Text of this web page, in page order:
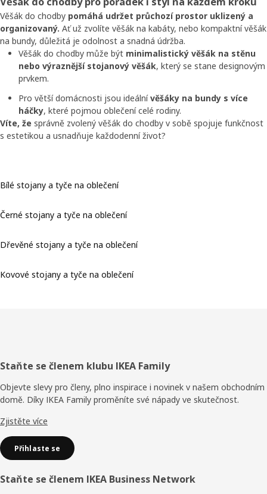
Věšák do chodby pomáhá udržet průchozí prostor uklizený a
organizovaný. Ať už zvolíte věšák na kabáty, nebo kompaktní věšák
na bundy, důležitá je odolnost a snadná údržba.
Věšák do chodby může být minimalistický věšák na stěnu
nebo výraznější stojanový věšák, který se stane designovým
prvkem.
Pro větší domácnosti jsou ideálnívěšáky na bundy s více
háčky, které pojmou oblečení celé rodiny.
Víte, že správně zvolený věšák do chodby v sobě spojuje funkčnost
s estetikou a usnadňuje každodenní život?
Bílé stojany a tyče na oblečení
Černé stojany a tyče na oblečení
Dřevěné stojany a tyče na oblečení
Kovové stojany a tyče na oblečení
Zápatí
Staňte se členem klubu IKEA Family
Objevte slevy pro členy, plno inspirace i novinek v našem obchodním
domě. Díky IKEA Family proměníte své nápady ve skutečnost.
Zjistěte více
Přihlaste se
Staňte se členem IKEA Business Network